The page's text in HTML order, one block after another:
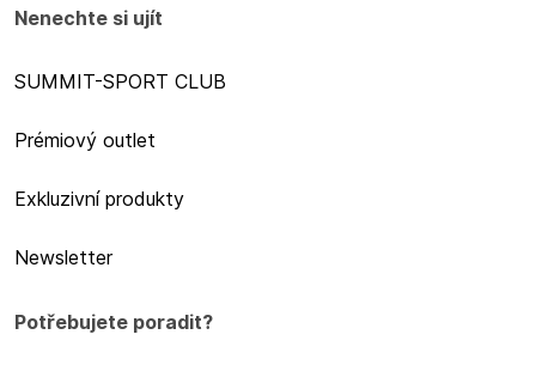
Nenechte si ujít
SUMMIT-SPORT CLUB
Prémiový outlet
Exkluzivní produkty
Newsletter
Potřebujete poradit?